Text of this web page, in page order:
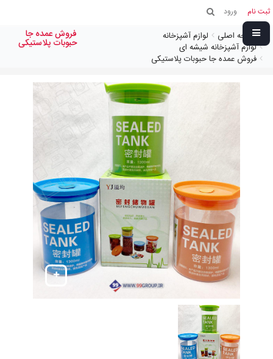
ثبت نام ورود
صفحه اصلی
لوازم آشپزخانه
لوازم آشپزخانه شیشه ای
فروش عمده جا حبوبات پلاستیکی
فروش عمده جا
حبوبات پلاستیکی